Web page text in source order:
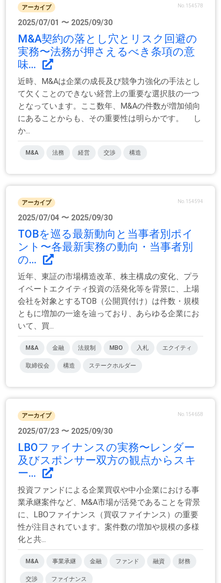
アーカイブ No.154578
2025/07/01 〜 2025/09/30
M&A契約の落とし穴とリスク回避の
実務〜法務が押さえるべき条項の意
味...
近時、M&Aは企業の成長及び競争力強化の手法とし
て欠くことのできない経営上の重要な選択肢の一つ
となっています。ここ数年、M&Aの件数が増加傾向
にあることからも、その重要性は明らかです。 し
か...
M&A 法務 経営 交渉 構造
アーカイブ No.154594
2025/07/04 〜 2025/09/30
TOBを巡る最新動向と当事者別ポイ
ント〜各最新実務の動向・当事者別
の...
近年、東証の市場構造改革、株主構成の変化、プラ
イベートエクイティ投資の活発化等を背景に、上場
会社を対象とするTOB（公開買付け）は件数・規模
ともに増加の一途を辿っており、あらゆる企業にお
いて、買...
M&A 金融 法規制 MBO 入札 エクイティ
取締役会 構造 ステークホルダー
アーカイブ No.154658
2025/07/23 〜 2025/09/30
LBOファイナンスの実務〜レンダー
及びスポンサー双方の観点からスキ
ー...
投資ファンドによる企業買収や中小企業における事
業承継案件など、M&A市場が活発であることを背景
に、LBOファイナンス（買収ファイナンス）の重要
性が注目されています。案件数の増加や規模の多様
化と共...
M&A 事業承継 金融 ファンド 融資 財務
交渉 ファイナンス